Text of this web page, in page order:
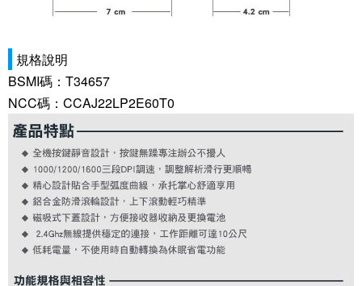
規格說明
BSMI碼：T34657
NCC碼：CCAJ22LP2E60T0